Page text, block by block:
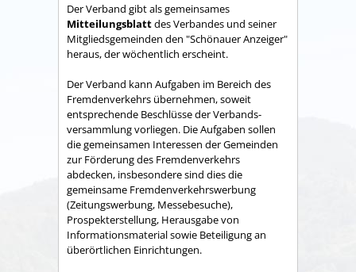
Der Verband gibt als gemeinsames
Mitteilungsblattdes Verbandes und seiner
Mitgliedsgemeinden den "Schönauer Anzeiger"
heraus, der wöchentlich erscheint.
Der Verband kann Aufgaben im Bereich des
Fremdenverkehrs übernehmen, soweit
entsprechende Beschlüsse der Verbands­
versammlung vorliegen. Die Aufgaben sollen
die gemeinsamen Interessen der Gemeinden
zur Förderung des Fremdenverkehrs
abdecken, insbesondere sind dies die
gemeinsame Fremden­verkehrswerbung
(Zeitungswerbung, Messebesuche),
Prospekter­stellung, Herausgabe von
Informationsmaterial sowie Betei­ligung an
überörtlichen Einrichtungen.